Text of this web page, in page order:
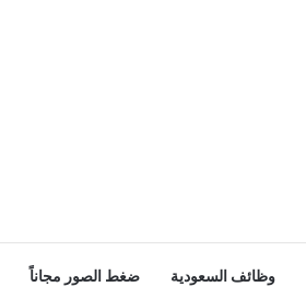
وظائف السعودية ضغط الصور مجاناً